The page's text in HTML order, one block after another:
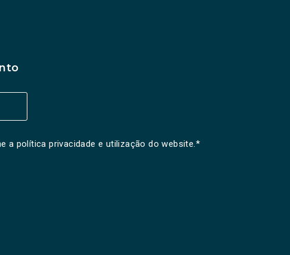
a política privacidade e utilização do website .*